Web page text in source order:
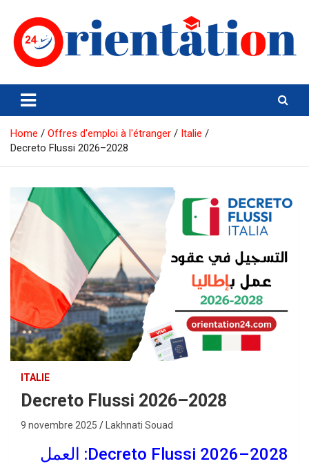
content
Orientation24
Emploi et Orientation au Maroc
Home Offres d'emploi à l'étranger
Italie
Decreto Flussi 2026–2028
ITALIE
Decreto Flussi 2026–2028
9 novembre 2025 Lakhnati Souad
Decreto Flussi 2026–2028: العمل